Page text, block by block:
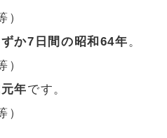
）
か7日間の昭和64年。
）
年です。
）